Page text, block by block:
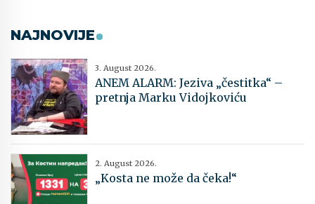
NAJNOVIJE
3. August 2026.
ANEM ALARM: Jeziva „čestitka“ –
pretnja Marku Vidojkoviću
2. August 2026.
„Kosta ne može da čeka!“